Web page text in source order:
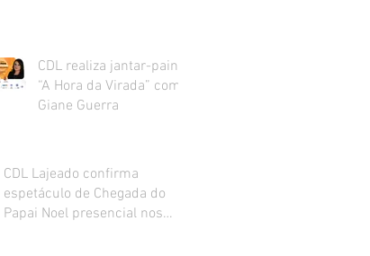
CDL realiza jantar-painel
“A Hora da Virada” com
Giane Guerra
CDL Lajeado confirma
espetáculo de Chegada do
Papai Noel presencial nos